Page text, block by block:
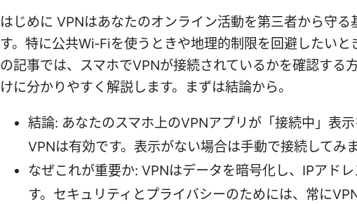
はじめに VPNはあなたのオンライン活動を第三者から守る
す。特に公共Wi‑Fiを使うときや地理的制限を回避したいと
の記事では、スマホでVPNが接続されているかを確認する
けに分かりやすく解説します。まずは結論から。
結論: あなたのスマホ上のVPNアプリが「接続中」表
VPNは有効です。表示がない場合は手動で接続してみま
なぜこれが重要か: VPNはデータを暗号化し、IPアド
す。セキュリティとプライバシーのためには、常に